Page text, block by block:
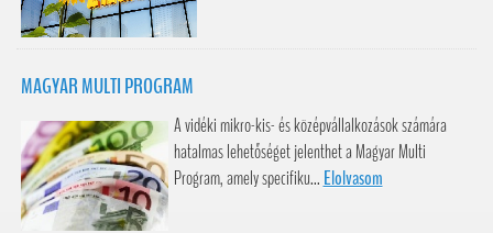
MAGYAR MULTI PROGRAM
A vidéki mikro-kis- és középvállalkozások számára
hatalmas lehetőséget jelenthet a Magyar Multi
Program, amely specifiku... Elolvasom